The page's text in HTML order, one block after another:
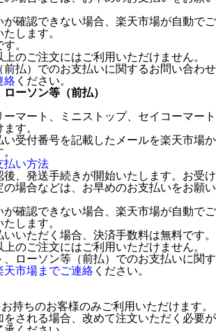
が確認できない場合、楽天市場が自動でご
します。
。
のご注文にはご利用いただけません。
払）でのお支払いに関するお問い合わせ
絡 ください。
ーソン等（前払）
ーマート、ミニストップ、セイコーマート
す。
い受付番号を記載したメールを楽天市場か
払い方法
後、発送手続きが開始いたします。お受け
場合などは、お早めのお支払いをお願い
が確認できない場合、楽天市場が自動でご
します。
いただく場合、決済手数料は無料です。
のご注文にはご利用いただけません。
ローソン等（前払）でのお支払いに関す
天市場までご連絡 ください。
持ちのお客様のみご利用いただけます。
をされる場合、改めて注文いただく必要が